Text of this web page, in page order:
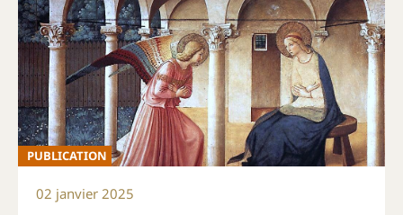
PUBLICATION
02 janvier 2025